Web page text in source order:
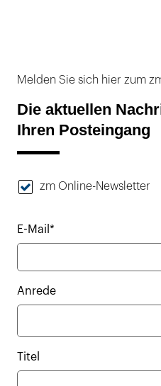
Melden Sie sich hier zum
Die aktuellen
Ihren Posteingang
zm Online-Newsletter
E-Mail*
Anrede
Titel